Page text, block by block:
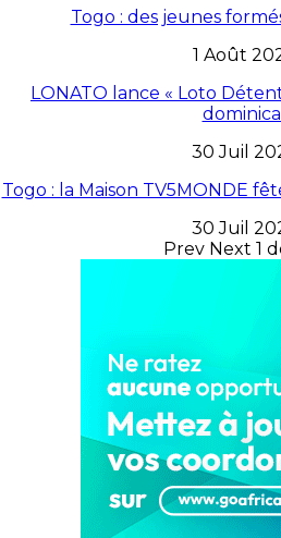
Togo : des jeunes
1 Août
LONATO lance « Loto
dominical
30 Juil
Togo : la Maison TV5MONDE
30 Juil
Prev Next 1